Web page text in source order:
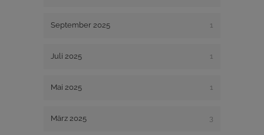
September 2025 1
Juli 2025 1
Mai 2025 1
März 2025 3